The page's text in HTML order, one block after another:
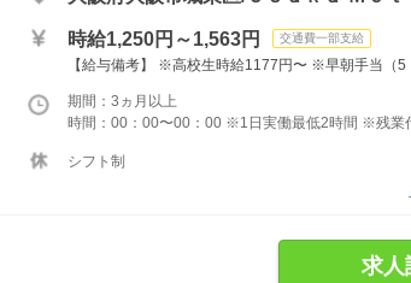
時給1,250円～1,563円 交通費一部支給
【給与備考】 ※高校生時給1177円〜 ※早朝手当（
期間：3ヵ月以上
時間：00：00〜00：00 ※1日実働最低2時間 ※残業
シフト制
求人